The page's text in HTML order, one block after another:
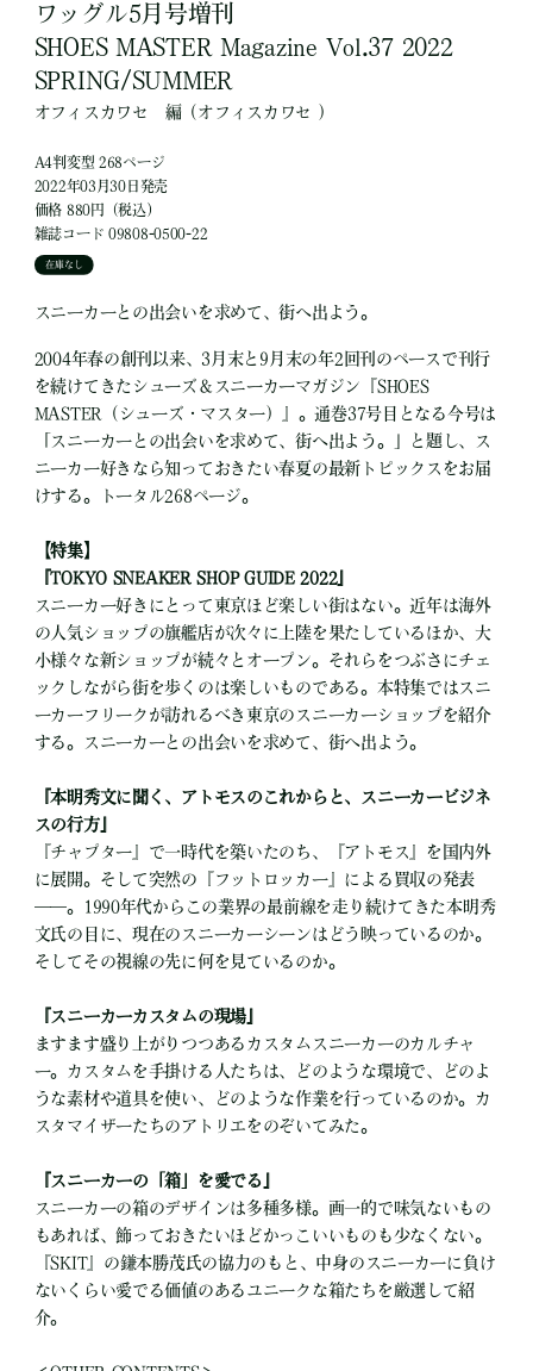
ワッグル5月号増刊
SHOES MASTER Magazine Vol.37 2022
SPRING/SUMMER
オフィスカワセ 編（オフィスカワセ ）
A4判変型 268ページ
2022年03月30日発売
価格 880円（税込）
雑誌コード 09808-0500-22
在庫なし
スニーカーとの出会いを求めて、街へ出よう。
2004年春の創刊以来、3月末と9月末の年2回刊のペースで刊行
を続けてきたシューズ＆スニーカーマガジン『SHOES
MASTER（シューズ・マスター）』。通巻37号目となる今号は
「スニーカーとの出会いを求めて、街へ出よう。」と題し、ス
ニーカー好きなら知っておきたい春夏の最新トピックスをお届
けする。トータル268ページ。
【特集】
『TOKYO SNEAKER SHOP GUIDE 2022』
スニーカー好きにとって東京ほど楽しい街はない。近年は海外
の人気ショップの旗艦店が次々に上陸を果たしているほか、大
小様々な新ショップが続々とオープン。それらをつぶさにチェ
ックしながら街を歩くのは楽しいものである。本特集ではスニ
ーカーフリークが訪れるべき東京のスニーカーショップを紹介
する。スニーカーとの出会いを求めて、街へ出よう。
『本明秀文に聞く、アトモスのこれからと、スニーカービジネ
スの行方』
『チャプター』で一時代を築いたのち、『アトモス』を国内外
に展開。そして突然の『フットロッカー』による買収の発表
――。1990年代からこの業界の最前線を走り続けてきた本明秀
文氏の目に、現在のスニーカーシーンはどう映っているのか。
そしてその視線の先に何を見ているのか。
『スニーカーカスタムの現場』
ますます盛り上がりつつあるカスタムスニーカーのカルチャ
ー。カスタムを手掛ける人たちは、どのような環境で、どのよ
うな素材や道具を使い、どのような作業を行っているのか。カ
スタマイザーたちのアトリエをのぞいてみた。
『スニーカーの「箱」を愛でる』
スニーカーの箱のデザインは多種多様。画一的で味気ないもの
もあれば、飾っておきたいほどかっこいいものも少なくない。
『SKIT』の鎌本勝茂氏の協力のもと、中身のスニーカーに負け
ないくらい愛でる価値のあるユニークな箱たちを厳選して紹
介。